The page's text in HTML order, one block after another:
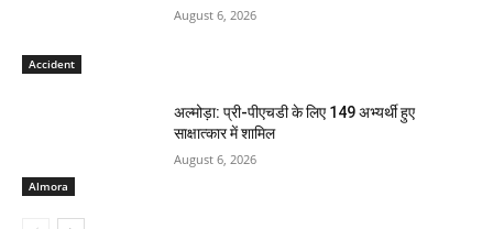
Accident
August 6, 2026
Almora
अल्मोड़ा: प्री-पीएचडी के लिए 149 अभ्यर्थी हुए
साक्षात्कार में शामिल
August 6, 2026